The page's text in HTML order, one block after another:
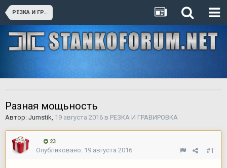
РЕЗКА И ГРАВИРОВКА
Разная мощьность
Автор: Jumstik, 19 августа 2016 в РЕЗКА И ГРАВИРОВКА
23
#1
Опубликовано: 19 августа 2016